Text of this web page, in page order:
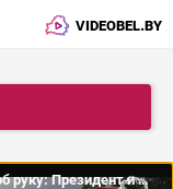
VIDEOBEL.BY
Вольфович: Время выбрало нас! | 30 лет рука об руку: Президент и Совет безопасности Беларуси